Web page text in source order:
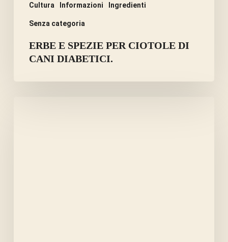
Cultura Informazioni Ingredienti
Senza categoria
ERBE E SPEZIE PER CIOTOLE DI
CANI DIABETICI.